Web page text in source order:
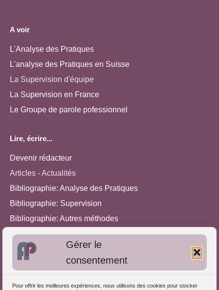
Gérer le
consentement
Pour offrir les meilleures expériences, nous utilisons des cookies pour stocker
A voir
L'Analyse des Pratiques
L'analyse des Pratiques en Suisse
La Supervision d'équipe
La Supervision en France
Le Groupe de parole pofessionnel
Lire, écrire...
Devenir rédacteur
Articles - Actualités
Bibliographie: Analyse des Pratiques
Bibliographie: Supervision
Bibliographie: Autres méthodes
Approches de l'Analyse des pratiques
Autres informations
S'inscrire dans l'Annuaire